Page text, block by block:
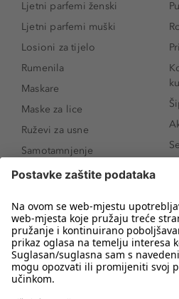
Ljetni parfemi ženski
Ljetni parfemi muški
Losioni za tijelo
Rumenila
Maskare
Maske za lice
Ruževi za usne
Samotamnjenje
Puderi
Proizvodi za obrve
Sunce i zaštita
Serumi za lice
Proizvodi za čišćenje lica